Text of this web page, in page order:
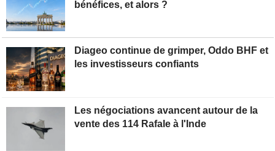
bénéfices, et alors ?
Diageo continue de grimper, Oddo BHF et
les investisseurs confiants
Les négociations avancent autour de la
vente des 114 Rafale à l'Inde